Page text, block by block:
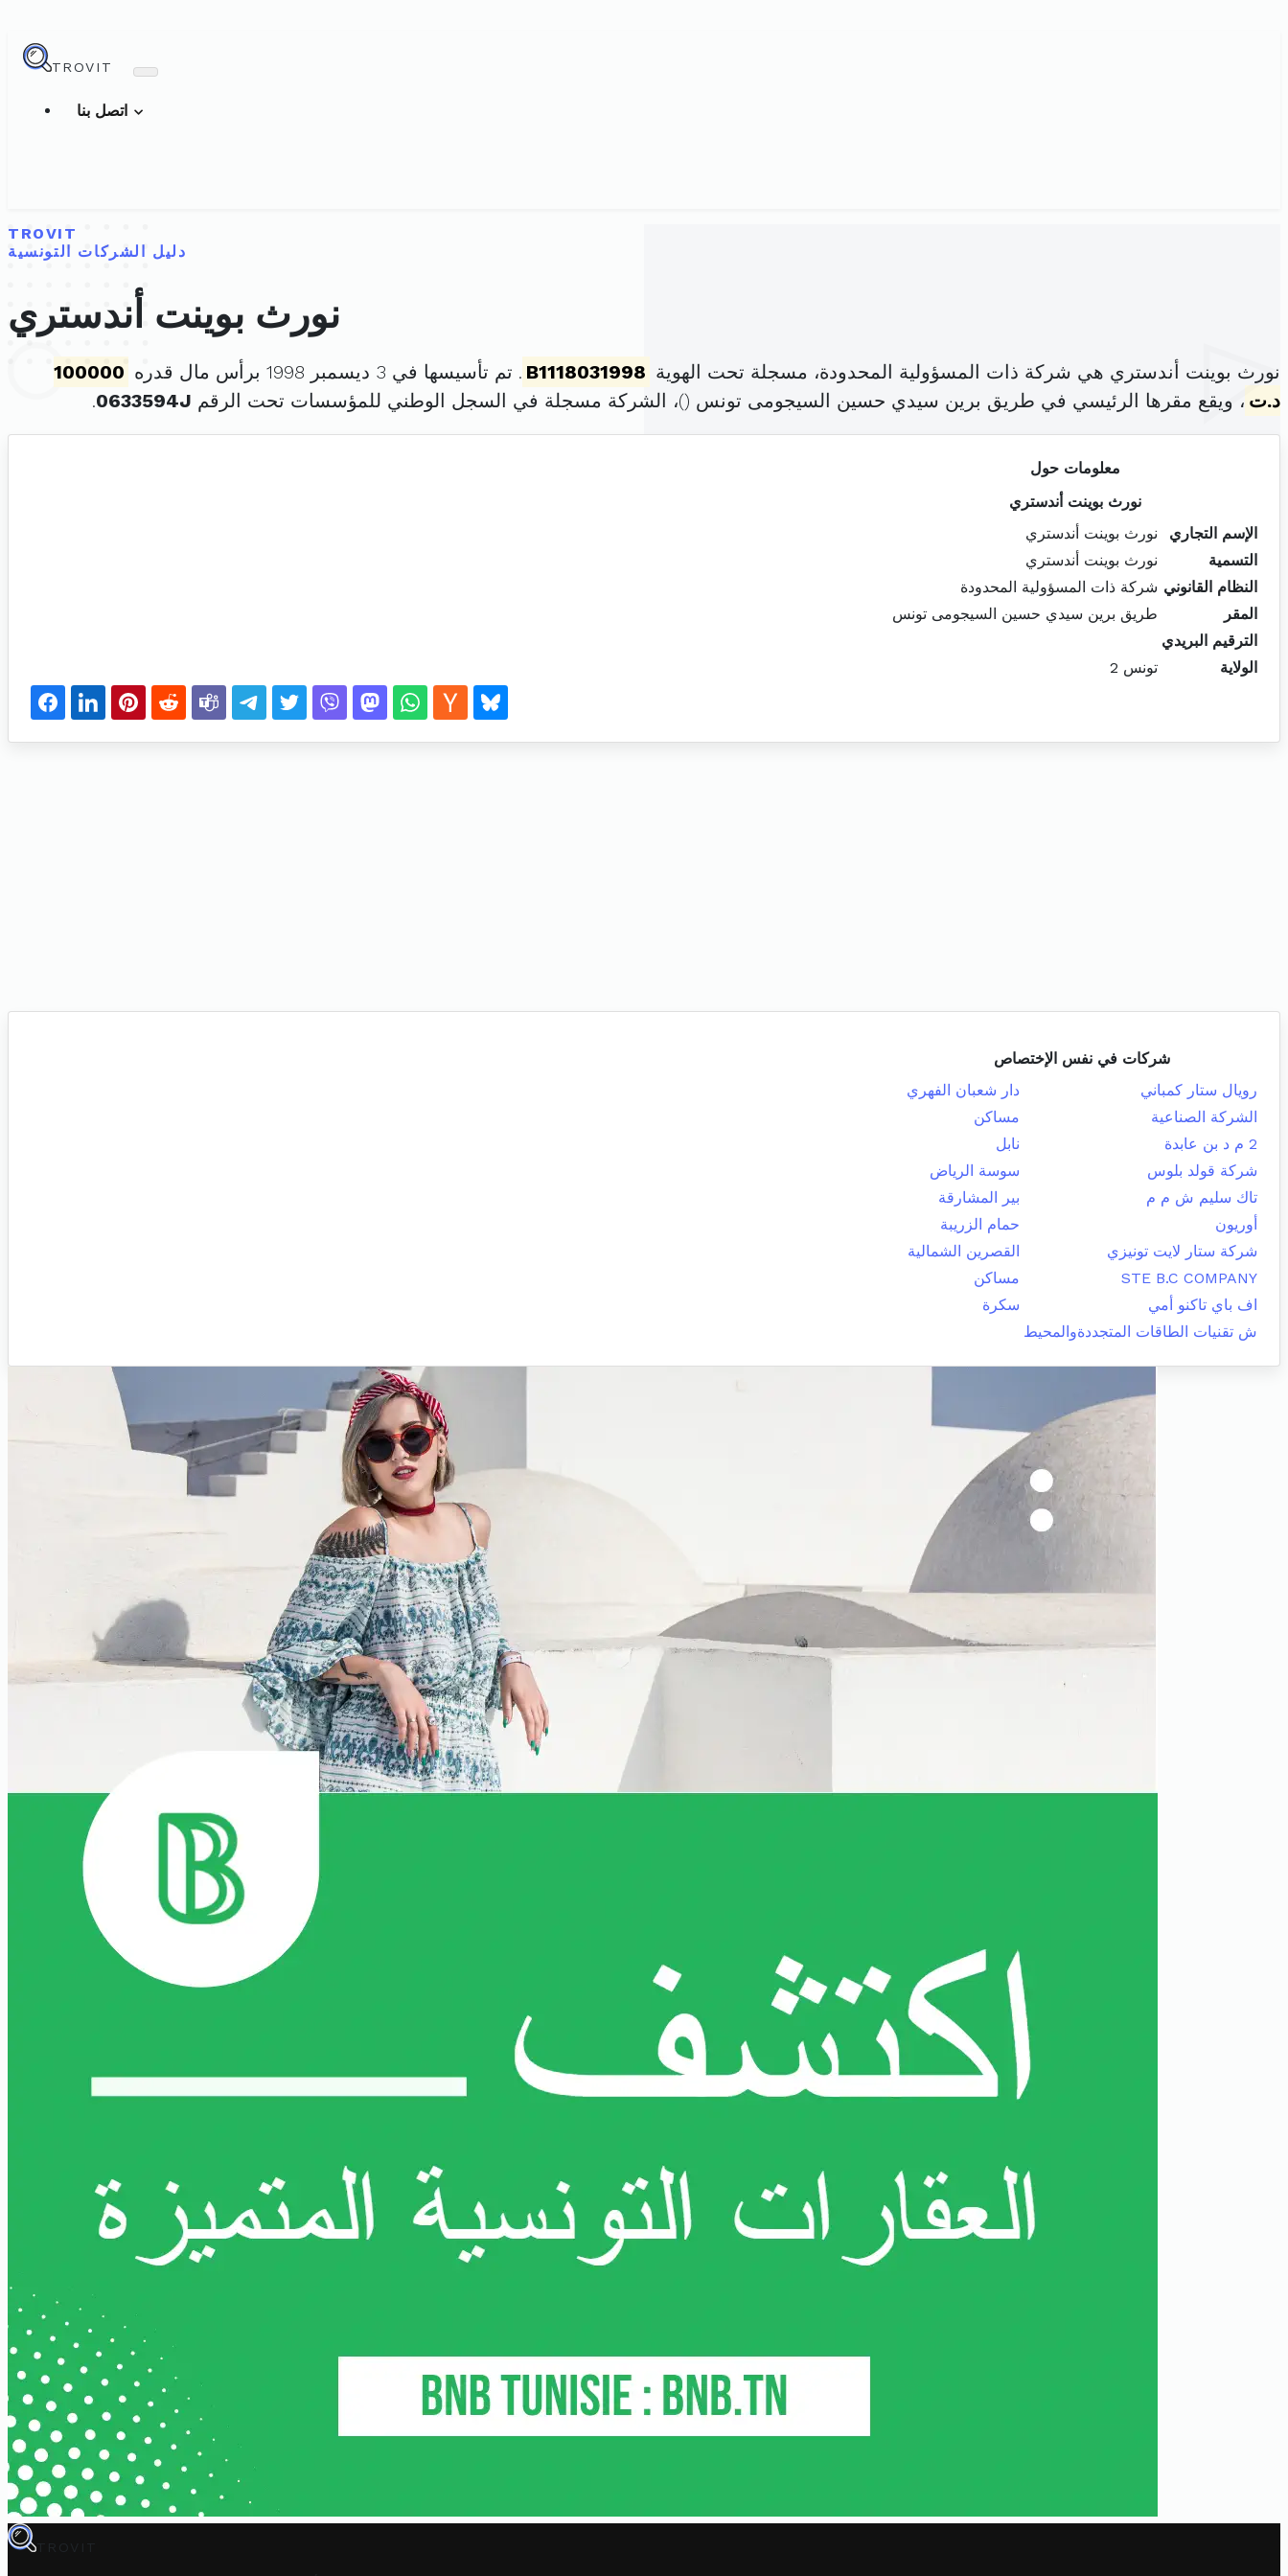
TROVIT
TROVIT
دليل الشركات التونسية
نورث بوينت أندستري
نورث بوينت أندستري هي شركة ذات المسؤولية المحدودة، مسجلة تحت الهوية B1118031998 . تم تأسيسها في 3 ديسمبر 1998 برأس مال قدره
100000
د.ت ، ويقع مقرها الرئيسي في طريق برين سيدي حسين السيجومى تونس ()، الشركة مسجلة في السجل الوطني للمؤسسات تحت الرقم 0633594J
.
معلومات حول
نورث بوينت أندستري
الإسم التجاري
نورث بوينت أندستري
التسمية
نورث بوينت أندستري
النظام القانوني شركة ذات المسؤولية المحدودة
المقر
طريق برين سيدي حسين السيجومى تونس
الترقيم البريدي
الولاية
تونس 2
شركات في نفس الإختصاص
رويال ستار كمباني
دار شعبان الفهري
الشركة الصناعية
مساكن
2 م د بن عابدة
نابل
شركة قولد بلوس
سوسة الرياض
تاك سليم ش م م
بير المشارقة
أوريون
حمام الزريبة
شركة ستار لايت تونيزي
القصرين الشمالية
STE B.C COMPANY
مساكن
اف باي تاكنو أمي
سكرة
ش تقنيات الطاقات المتجددةوالمحيط
TROVIT